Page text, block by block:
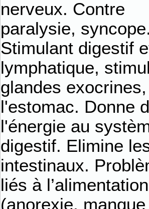
nerveux. Contre
paralysie,
Stimulant digestif
lymphatique,
glandes exocrines,
l'estomac. Donne
l'énergie au
digestif. Elimine
intestinaux.
liés à l’alimentation
(anorexie, manque